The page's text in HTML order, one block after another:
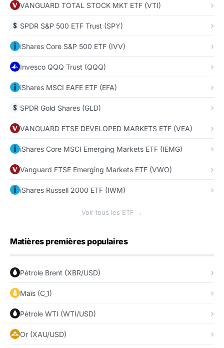
VANGUARD TOTAL STOCK MKT ETF (VTI)
SPDR S&P 500 ETF Trust (SPY)
iShares Core S&P 500 ETF (IVV)
Invesco QQQ Trust (QQQ)
iShares MSCI EAFE ETF (EFA)
SPDR Gold Shares (GLD)
VANGUARD FTSE DEVELOPED MARKETS ETF (VEA)
iShares Core MSCI Emerging Markets ETF (IEMG)
Vanguard FTSE Emerging Markets ETF (VWO)
iShares Russell 2000 ETF (IWM)
Voir tous les ETF →
Matières premières populaires
Pétrole Brent (XBR/USD)
Maïs (C_1)
Pétrole WTI (WTI/USD)
Or (XAU/USD)